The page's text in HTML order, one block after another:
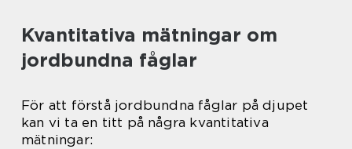
Kvantitativa mätningar om
jordbundna fåglar
För att förstå jordbundna fåglar på djupet
kan vi ta en titt på några kvantitativa
mätningar: